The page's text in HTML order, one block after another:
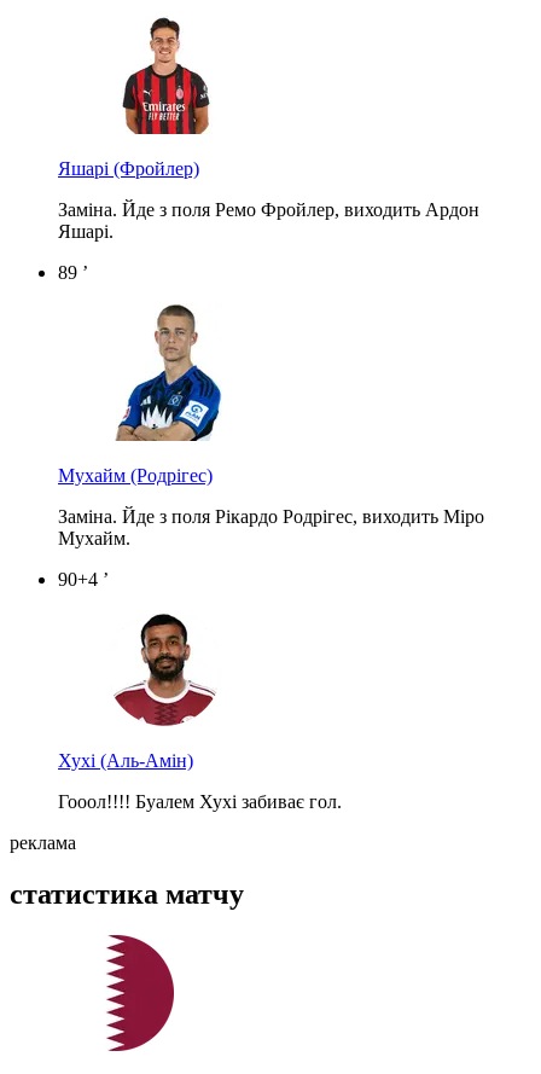
Яшарі (Фройлер)
Заміна. Йде з поля Ремо Фройлер, виходить Ардон
Яшарі.
89 ’
Мухайм (Родрігес)
Заміна. Йде з поля Рікардо Родрігес, виходить Міро
Мухайм.
90+4 ’
Хухі (Аль-Амін)
Гооол!!!! Буалем Хухі забиває гол.
реклама
статистика матчу